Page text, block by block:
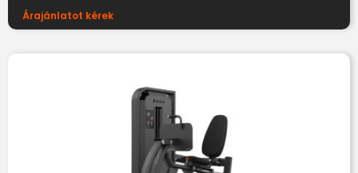
Árajánlatot kérek